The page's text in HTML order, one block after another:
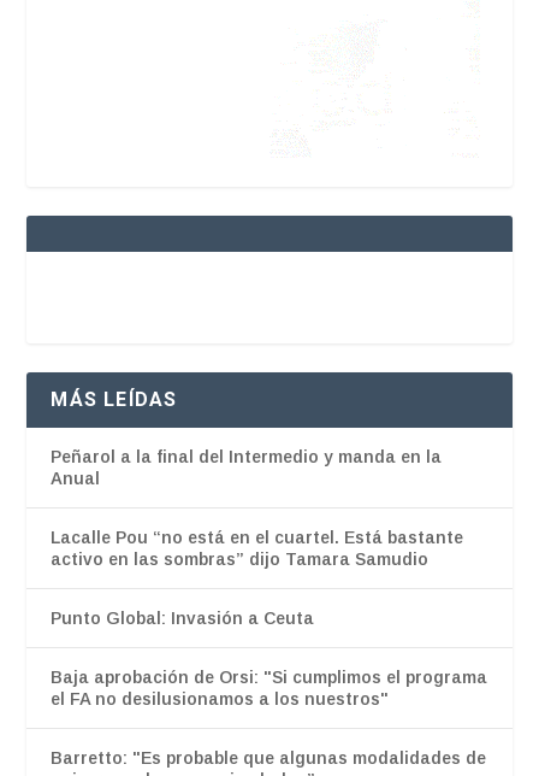
MÁS LEÍDAS
Peñarol a la final del Intermedio y manda en la
Anual
Lacalle Pou “no está en el cuartel. Está bastante
activo en las sombras” dijo Tamara Samudio
Punto Global: Invasión a Ceuta
Baja aprobación de Orsi: "Si cumplimos el programa
el FA no desilusionamos a los nuestros"
Barretto: "Es probable que algunas modalidades de